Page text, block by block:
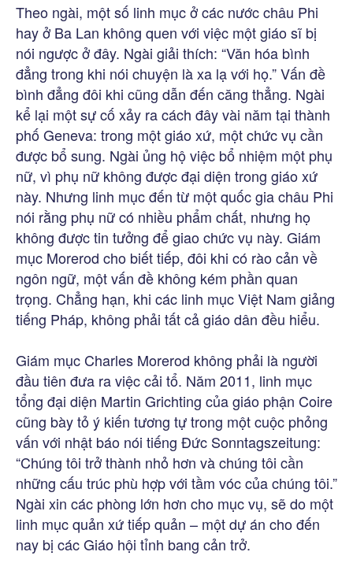
Theo ngài, một số linh mục ở các nước châu Phi
hay ở Ba Lan không quen với việc một giáo sĩ bị
nói ngược ở đây. Ngài giải thích: “Văn hóa bình
đẳng trong khi nói chuyện là xa lạ với họ.” Vấn đề
bình đẳng đôi khi cũng dẫn đến căng thẳng. Ngài
kể lại một sự cố xảy ra cách đây vài năm tại thành
phố Geneva: trong một giáo xứ, một chức vụ cần
được bổ sung. Ngài ủng hộ việc bổ nhiệm một phụ
nữ, vì phụ nữ không được đại diện trong giáo xứ
này. Nhưng linh mục đến từ một quốc gia châu Phi
nói rằng phụ nữ có nhiều phẩm chất, nhưng họ
không được tin tưởng để giao chức vụ này. Giám
mục Morerod cho biết tiếp, đôi khi có rào cản về
ngôn ngữ, một vấn đề không kém phần quan
trọng. Chẳng hạn, khi các linh mục Việt Nam giảng
tiếng Pháp, không phải tất cả giáo dân đều hiểu.
Giám mục Charles Morerod không phải là người
đầu tiên đưa ra việc cải tổ. Năm 2011, linh mục
tổng đại diện Martin Grichting của giáo phận Coire
cũng bày tỏ ý kiến tương tự trong một cuộc phỏng
vấn với nhật báo nói tiếng Đức Sonntagszeitung:
“Chúng tôi trở thành nhỏ hơn và chúng tôi cần
những cấu trúc phù hợp với tầm vóc của chúng tôi.”
Ngài xin các phòng lớn hơn cho mục vụ, sẽ do một
linh mục quản xứ tiếp quản – một dự án cho đến
nay bị các Giáo hội tỉnh bang cản trở.